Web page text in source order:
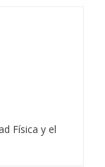
Física y el